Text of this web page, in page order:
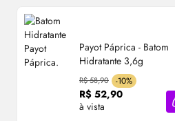
Payot Páprica - Batom
Hidratante 3,6g
R$ 58,90 -10%
R$ 52,90
à vista